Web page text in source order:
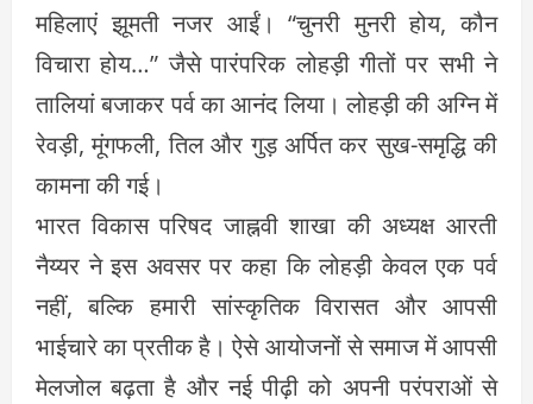
महिलाएं झूमती नजर आईं। “चुनरी मुनरी होय, कौन
विचारा होय…” जैसे पारंपरिक लोहड़ी गीतों पर सभी ने
तालियां बजाकर पर्व का आनंद लिया। लोहड़ी की अग्नि में
रेवड़ी, मूंगफली, तिल और गुड़ अर्पित कर सुख-समृद्धि की
कामना की गई।
भारत विकास परिषद जाह्नवी शाखा की अध्यक्ष आरती
नैय्यर ने इस अवसर पर कहा कि लोहड़ी केवल एक पर्व
नहीं, बल्कि हमारी सांस्कृतिक विरासत और आपसी
भाईचारे का प्रतीक है। ऐसे आयोजनों से समाज में आपसी
मेलजोल बढ़ता है और नई पीढ़ी को अपनी परंपराओं से